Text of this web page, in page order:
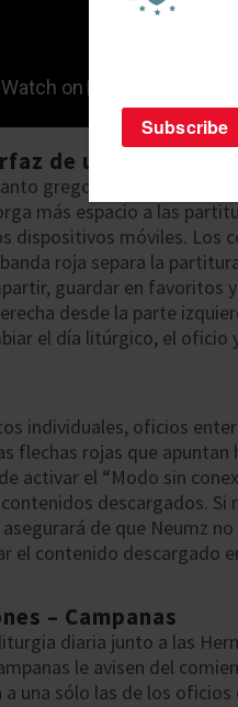
de usuario
gregoriano tiene un
más espacio a las
dispositivos móviles. Los
roja separa la
guardar en favoritos
desde la parte
el día litúrgico, el oficio
individuales, oficios
flechas rojas que
activar el “Modo sin
descargados.
de que Neumz
el contenido descargado
– Campanas
diaria junto a las
le avisen del
a una sólo las de los oficios